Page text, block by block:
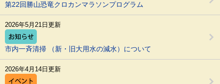
第22回勝山恐竜クロカンマラソンプログラム
市内一斉清掃 （新・旧大用水の減水）について
2026年5月21日更新
2026年4月14日更新